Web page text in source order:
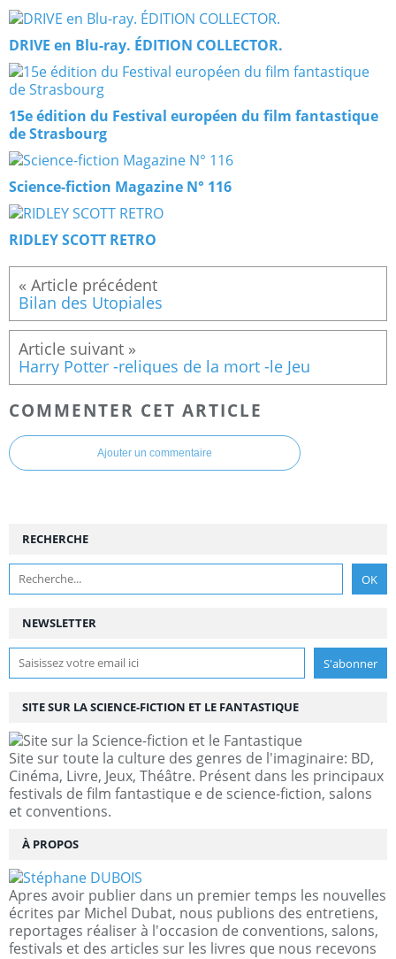
DRIVE en Blu-ray. ÉDITION COLLECTOR.
15e édition du Festival européen du film fantastique
de Strasbourg
Science-fiction Magazine N° 116
RIDLEY SCOTT RETRO
Bilan des Utopiales
Harry Potter -reliques de la mort -le Jeu
COMMENTER CET ARTICLE
Ajouter un commentaire
NEWSLETTER
RECHERCHE
SITE SUR LA SCIENCE-FICTION ET LE FANTASTIQUE
Site sur toute la culture des genres de l'imaginaire: BD,
Cinéma, Livre, Jeux, Théâtre. Présent dans les principaux
festivals de film fantastique e de science-fiction, salons
et conventions.
À PROPOS
Apres avoir publier dans un premier temps les nouvelles
écrites par Michel Dubat, nous publions des entretiens,
reportages réaliser à l'occasion de conventions, salons,
festivals et des articles sur les livres que nous recevons